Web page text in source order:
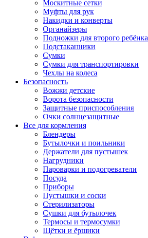
Москитные сетки
Муфты для рук
Накидки и конверты
Органайзеры
Подножки для второго ребёнка
Подстаканники
Сумки
Сумки для транспортировки
Чехлы на колеса
Безопасность
Вожжи детские
Ворота безопасности
Защитные приспособления
Очки солнцезащитные
Все для кормления
Блендеры
Бутылочки и поильники
Держатели для пустышек
Нагрудники
Пароварки и подогреватели
Посуда
Приборы
Пустышки и соски
Стерилизаторы
Сушки для бутылочек
Термосы и термосумки
Щётки и ёршики